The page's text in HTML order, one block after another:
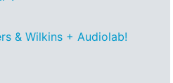
& Wilkins + Audiolab!